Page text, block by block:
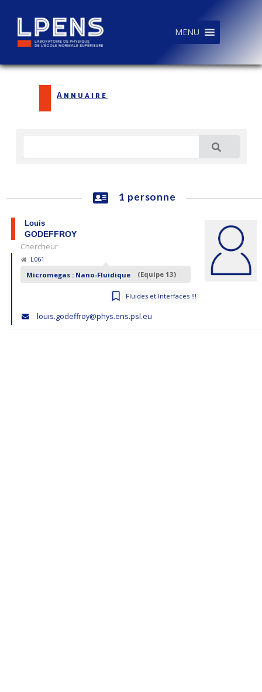
MENU
Annuaire
1 personne
Louis
GODEFFROY
Chercheur
L061
Micromegas : Nano-Fluidique
(Equipe 13)
Fluides et Interfaces !!!
louis.godeffroy@phys.ens.psl.eu